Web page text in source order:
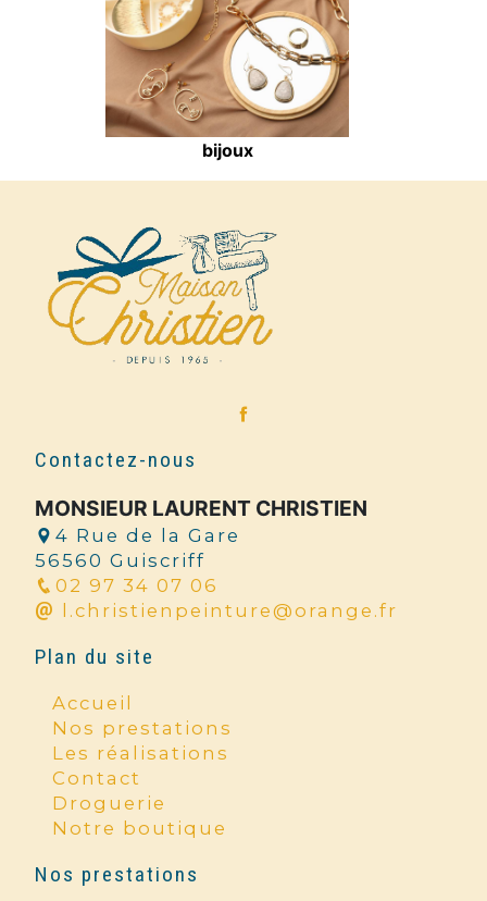
bijoux
Contactez-nous
MONSIEUR LAURENT CHRISTIEN
4 Rue de la Gare
56560 Guiscriff
02 97 34 07 06
l.christienpeinture@orange.fr
Plan du site
Accueil
Nos prestations
Les réalisations
Contact
Droguerie
Notre boutique
Nos prestations